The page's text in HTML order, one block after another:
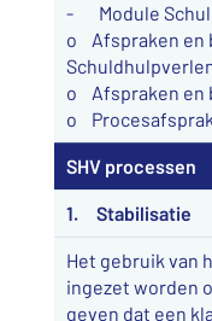
- Module
o Afspraken en
o Afspraken en
o
SHV processen
1. Stabilisatie
Het gebruik van
ingezet worden
geven dat een